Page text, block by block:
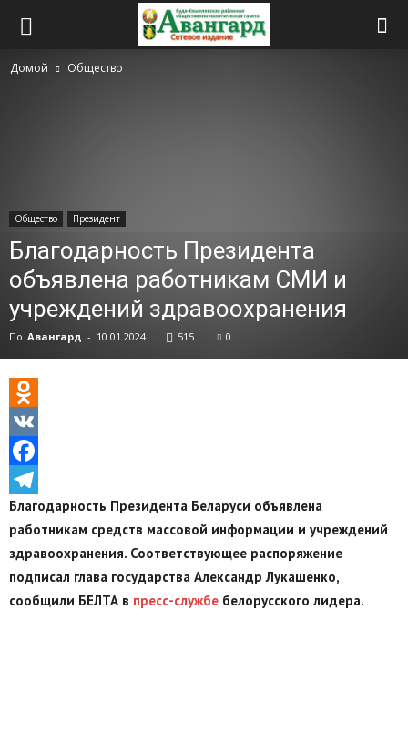
Домой Общество
Общество Президент
Благодарность Президента
объявлена работникам СМИ и
учреждений здравоохранения
По Авангард - 10.01.2024 515 0
Odnoklassniki
VK
Facebook
Telegram
Благодарность Президента Беларуси объявлена
работникам средств массовой информации и учреждений
здравоохранения. Соответствующее распоряжение
подписал глава государства Александр Лукашенко,
сообщили БЕЛТА в пресс-службе белорусского лидера.